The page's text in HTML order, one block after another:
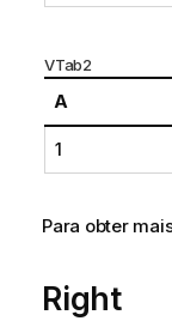
VTab2
A
1
Para obter
Right